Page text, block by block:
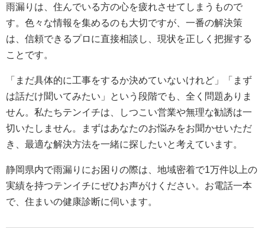
雨漏りは、住んでいる方の心を疲れさせてしまうもので
す。色々な情報を集めるのも大切ですが、一番の解決策
は、信頼できるプロに直接相談し、現状を正しく把握する
ことです。
「まだ具体的に工事をするか決めていないけれど」「まず
は話だけ聞いてみたい」という段階でも、全く問題ありま
せん。私たちテンイチは、しつこい営業や無理な勧誘は一
切いたしません。まずはあなたのお悩みをお聞かせいただ
き、最適な解決方法を一緒に探したいと考えています。
静岡県内で雨漏りにお困りの際は、地域密着で1万件以上の
実績を持つテンイチにぜひお声がけください。お電話一本
で、住まいの健康診断に伺います。